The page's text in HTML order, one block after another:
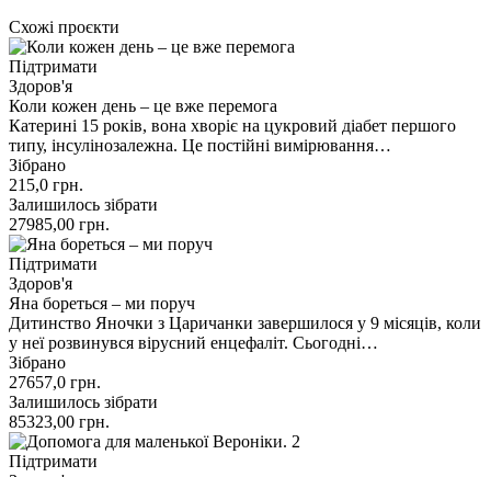
Схожі проєкти
Підтримати
Здоров'я
Коли кожен день – це вже перемога
Катерині 15 років, вона хворіє на цукровий діабет першого
типу, інсулінозалежна. Це постійні вимірювання…
Зібрано
215,0 грн.
Залишилось зібрати
27985,00 грн.
Підтримати
Здоров'я
Яна бореться – ми поруч
Дитинство Яночки з Царичанки завершилося у 9 місяців, коли
у неї розвинувся вірусний енцефаліт. Сьогодні…
Зібрано
27657,0 грн.
Залишилось зібрати
85323,00 грн.
Підтримати